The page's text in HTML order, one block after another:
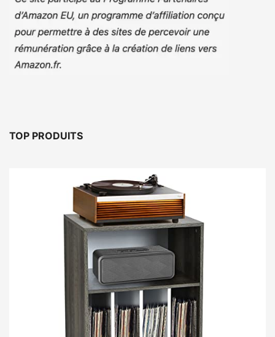
TOP PRODUITS